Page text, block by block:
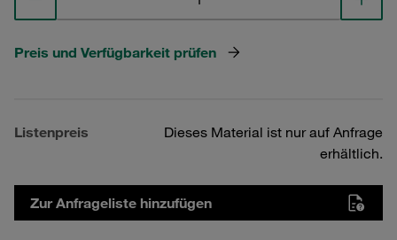
Preis und Verfügbarkeit prüfen
Listenpreis
Dieses Material ist nur auf Anfrage
erhältlich.
Zur Anfrageliste hinzufügen